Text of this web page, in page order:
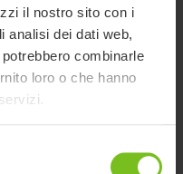
il nostro sito con i
analisi dei dati web,
combinarle
loro o che hanno